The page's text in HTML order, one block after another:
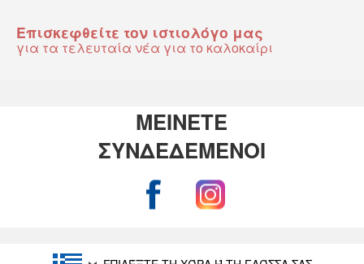
Επισκεφθείτε τον ιστιολόγο μας
για τα τελευταία νέα για το καλοκαίρι
ΜΕΙΝΕΤΕ
ΣΥΝΔΕΔΕΜΕΝΟΙ